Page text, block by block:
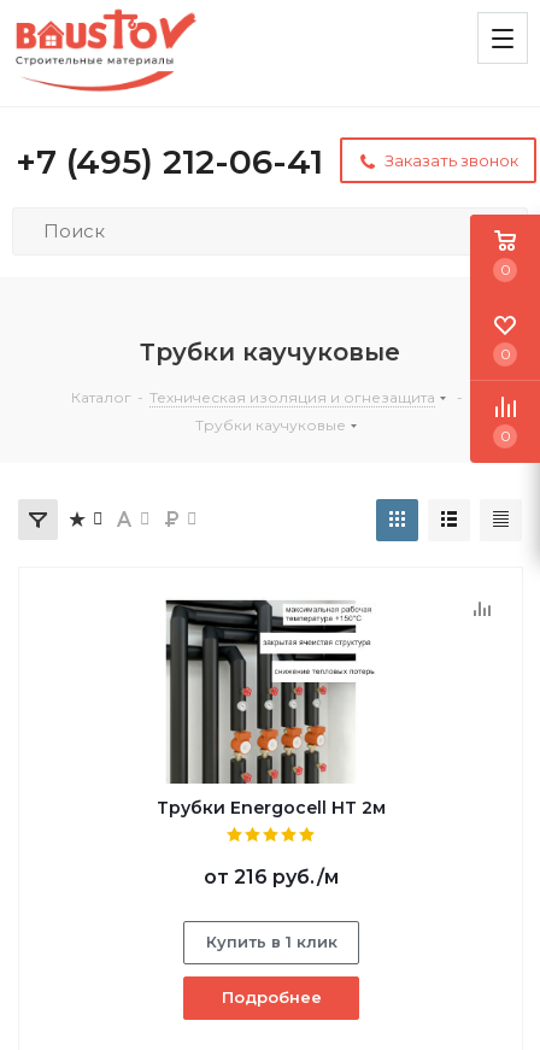
+7 (495) 212-06-41 Заказать звонок
Трубки каучуковые
Каталог - Техническая изоляция и огнезащита
-
Трубки каучуковые
Трубки Energocell HT 2м
от 216 руб./м
Купить в 1 клик
Подробнее
0
0
0